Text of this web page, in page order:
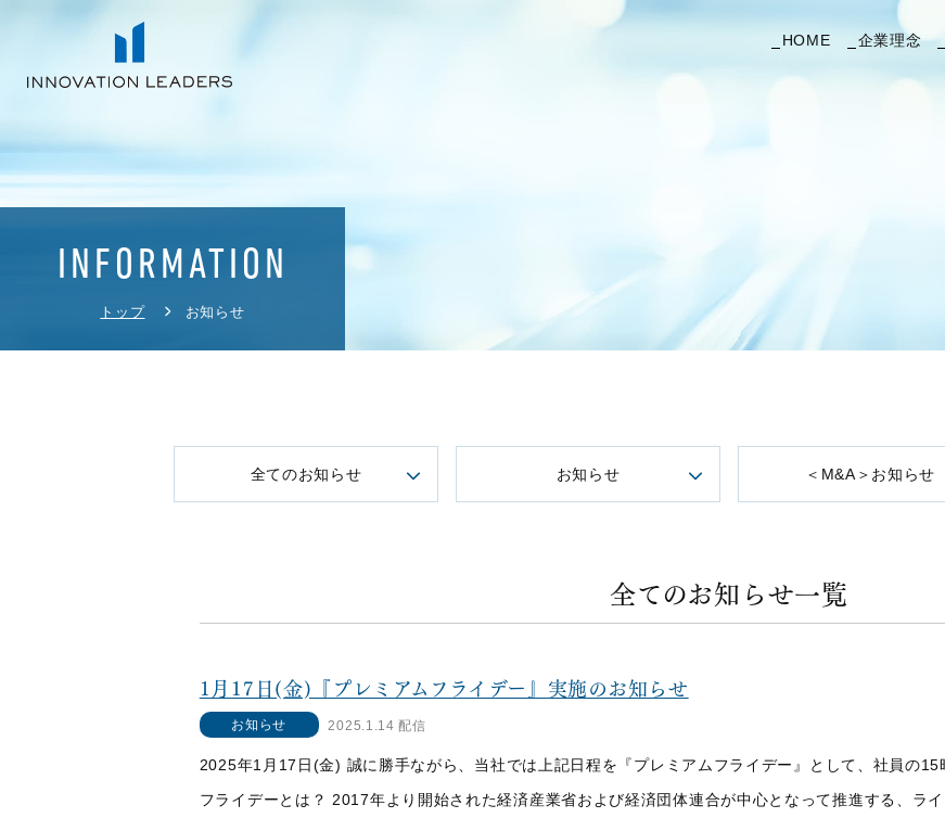
HOME 企業理念
INFORMATION
トップ お知らせ
全てのお知らせ お知らせ ＜M&A＞お知らせ
全てのお知らせ一覧
1月17日(金)『プレミアムフライデー』実施のお知らせ
お知らせ 2025.1.14 配信
2025年1月17日(金) 誠に勝手ながら、当社では上記日程を『プレミアムフライデー』として、社員の
フライデーとは？ 2017年より開始された経済産業省および経済団体連合が中心となって推進する、ラ